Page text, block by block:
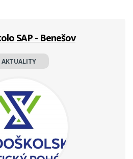
SAP - Benešov
AKTUALITY